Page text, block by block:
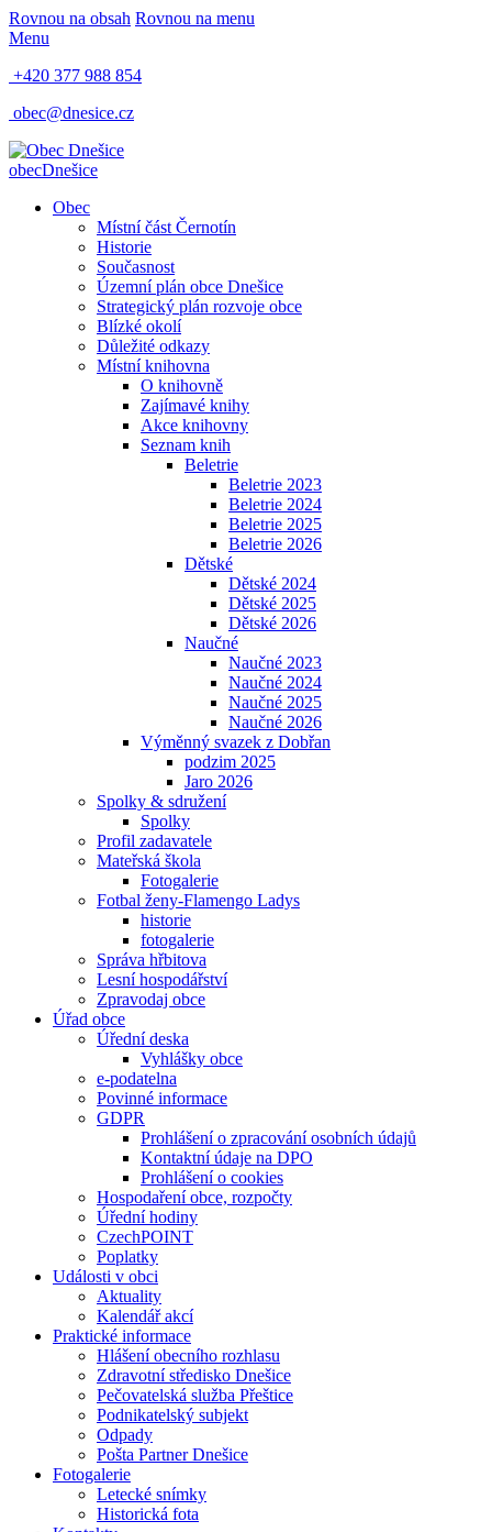
Rovnou na obsah Rovnou na menu
Menu
+420 377 988 854
obec@dnesice.cz
obecDnešice
Obec
Místní část Černotín
Historie
Současnost
Územní plán obce Dnešice
Strategický plán rozvoje obce
Blízké okolí
Důležité odkazy
Místní knihovna
O knihovně
Zajímavé knihy
Akce knihovny
Seznam knih
Beletrie
Beletrie 2023
Beletrie 2024
Beletrie 2025
Beletrie 2026
Dětské
Dětské 2024
Dětské 2025
Dětské 2026
Naučné
Naučné 2023
Naučné 2024
Naučné 2025
Naučné 2026
Výměnný svazek z Dobřan
podzim 2025
Jaro 2026
Spolky & sdružení
Spolky
Profil zadavatele
Mateřská škola
Fotogalerie
Fotbal ženy-Flamengo Ladys
historie
fotogalerie
Správa hřbitova
Lesní hospodářství
Zpravodaj obce
Úřad obce
Úřední deska
Vyhlášky obce
e-podatelna
Povinné informace
GDPR
Prohlášení o zpracování osobních údajů
Kontaktní údaje na DPO
Prohlášení o cookies
Hospodaření obce, rozpočty
Úřední hodiny
CzechPOINT
Poplatky
Události v obci
Aktuality
Kalendář akcí
Praktické informace
Hlášení obecního rozhlasu
Zdravotní středisko Dnešice
Pečovatelská služba Přeštice
Podnikatelský subjekt
Odpady
Pošta Partner Dnešice
Fotogalerie
Letecké snímky
Historická fota